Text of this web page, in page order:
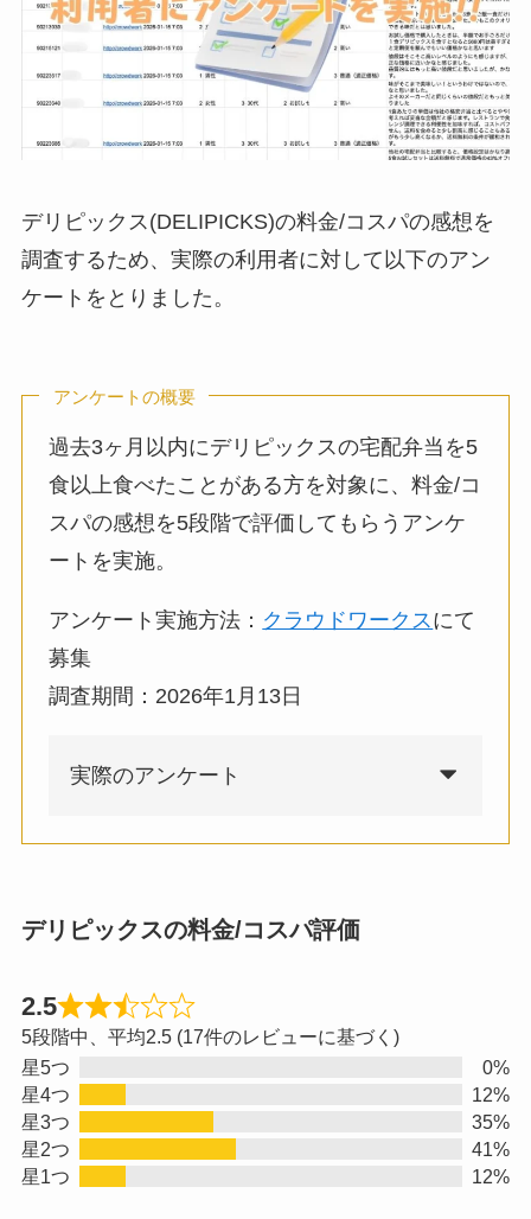
デリピックス(DELIPICKS)の料金/コスパの感想を
調査するため、実際の利用者に対して以下のアン
ケートをとりました。
アンケートの概要
過去3ヶ月以内にデリピックスの宅配弁当を5
食以上食べたことがある方を対象に、料金/コ
スパの感想を5段階で評価してもらうアンケ
ートを実施。
アンケート実施方法： クラウドワークス にて
募集
調査期間：2026年1月13日
実際のアンケート
デリピックスの料金/コスパ評価
2.5
5段階中、平均2.5 (17件のレビューに基づく)
星5つ
0%
星4つ
12%
星3つ
35%
星2つ
41%
星1つ
12%